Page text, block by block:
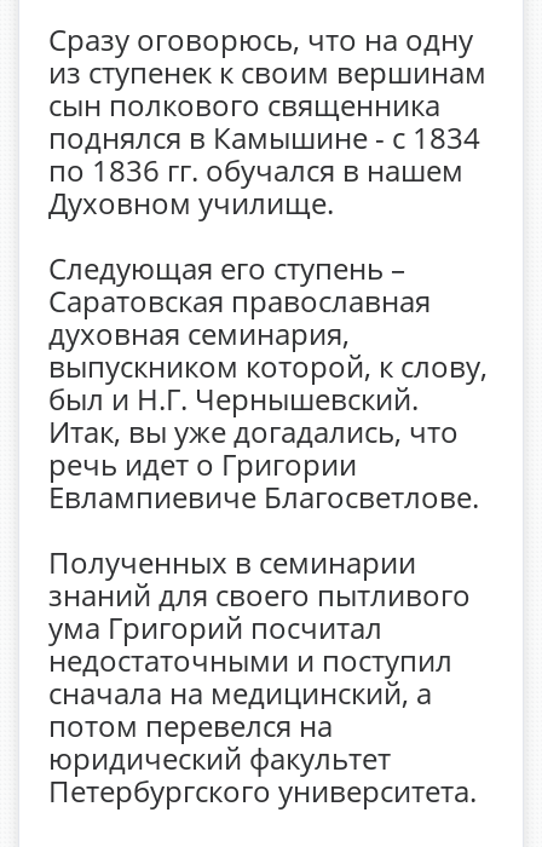
Сразу оговорюсь, что на одну
из ступенек к своим вершинам
сын полкового священника
поднялся в Камышине - с 1834
по 1836 гг. обучался в нашем
Духовном училище.
Следующая его ступень –
Саратовская православная
духовная семинария,
выпускником которой, к слову,
был и Н.Г. Чернышевский.
Итак, вы уже догадались, что
речь идет о Григории
Евлампиевиче Благосветлове.
Полученных в семинарии
знаний для своего пытливого
ума Григорий посчитал
недостаточными и поступил
сначала на медицинский, а
потом перевелся на
юридический факультет
Петербургского университета.